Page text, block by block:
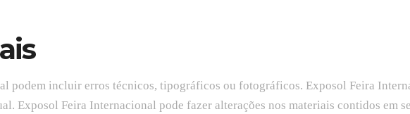
podem incluir erros técnicos, tipográficos ou fotográficos. Exposol Feira
Exposol Feira Internacional pode fazer alterações nos materiais contidos em